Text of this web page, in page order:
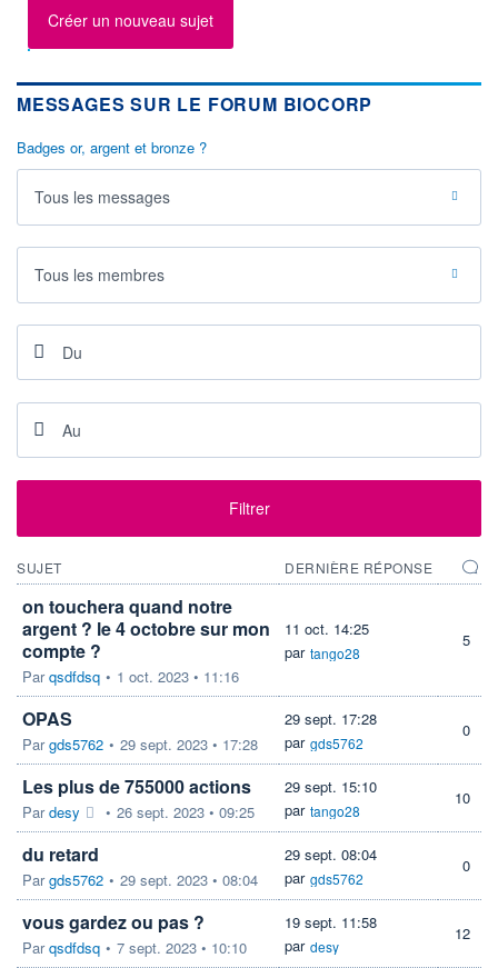
0
VALORISATION
LIMITE À LA LIMITE À LA
RENDEMENT
-
PER ESTIMÉ
0,00 EUR
DIVIDENDE
-
ÉLIGIBILITÉ
Non éligible
Créer un nouveau sujet
MESSAGES SUR LE FORUM BIOCORP
Badges or, argent et bronze ?
Tous les messages
Tous les membres
Filtrer
SUJET DERNIÈRE RÉPONSE
on touchera quand notre
argent ? le 4 octobre sur mon
compte ?
Parqsdfdsq • 1 oct. 2023 • 11:16
11 oct. 14:25
par tango28
5
OPAS
Pargds5762 • 29 sept. 2023 • 17:28
29 sept. 17:28
par gds5762
0
Les plus de 755000 actions
Pardesy • 26 sept. 2023 • 09:25
29 sept. 15:10
par tango28
10
du retard
Pargds5762 • 29 sept. 2023 • 08:04
29 sept. 08:04
par gds5762
0
vous gardez ou pas ?
Parqsdfdsq • 7 sept. 2023 • 10:10
19 sept. 11:58
par desy
12